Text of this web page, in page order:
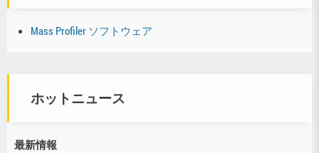
Mass Profiler ソフトウェア
ホットニュース
最新情報